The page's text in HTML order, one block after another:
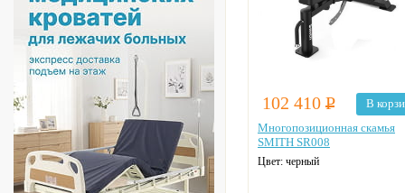
102 410 Р
В
Многопозиционная скамья
SMITH SR008
Цвет: черный